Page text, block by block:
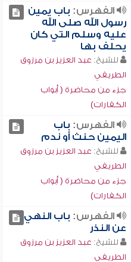
الفهرس: باب يمين
رسول الله صلى الله
عليه وسلم التي كان
يحلف بها
للشيخ: عبد العزيز بن مرزوق
الطريفي
جزء من محاضرة ( أبواب
الكفارات)
الفهرس: باب
اليمين حنث أو ندم
للشيخ: عبد العزيز بن مرزوق
الطريفي
جزء من محاضرة ( أبواب
الكفارات)
الفهرس: باب النهي
عن النذر
للشيخ: عبد العزيز بن مرزوق
الطريفي